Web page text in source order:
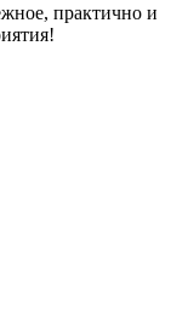
практично и